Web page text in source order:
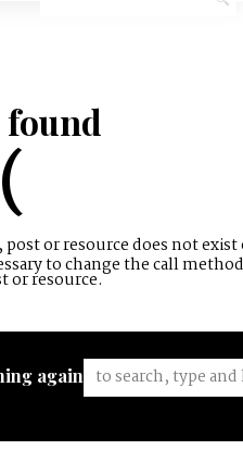
or resource does not exist
to change the call
or resource.
again: